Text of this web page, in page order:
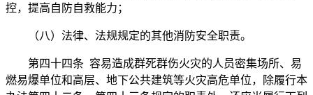
控，提高自防自救能力；
（八）法律、法规规定的其他消防安全职责。
第四十四条 容易造成群死群伤火灾的人员密集场所、易
燃易爆单位和高层、地下公共建筑等火灾高危单位，除履行本